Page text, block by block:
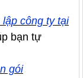
công ty tại
bạn tự
gói